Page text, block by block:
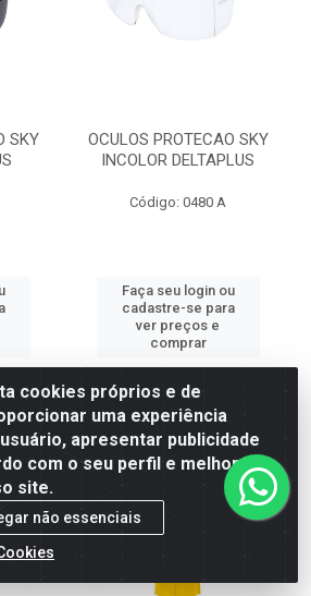
SKY
OCULOS PROTECAO SKY
INCOLOR DELTAPLUS
Código: 0480 A
Faça seu login ou
cadastre-se para
ver preços e
comprar
cookies próprios e de
uma experiência
apresentar publicidade
com o seu perfil e melhorar a
site.
não essenciais